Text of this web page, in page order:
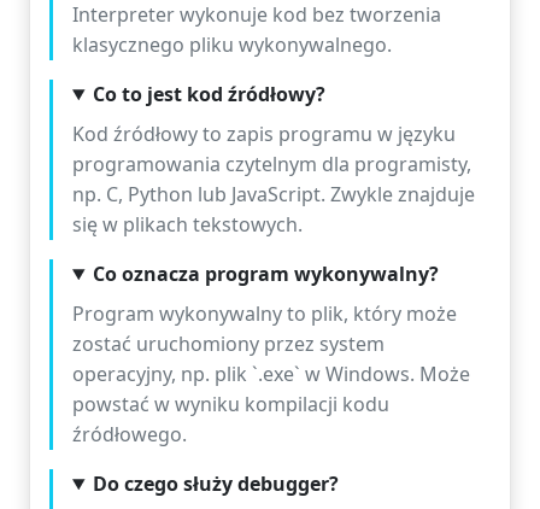
Interpreter wykonuje kod bez tworzenia
klasycznego pliku wykonywalnego.
Co to jest kod źródłowy?
Kod źródłowy to zapis programu w języku
programowania czytelnym dla programisty,
np. C, Python lub JavaScript. Zwykle znajduje
się w plikach tekstowych.
Co oznacza program wykonywalny?
Program wykonywalny to plik, który może
zostać uruchomiony przez system
operacyjny, np. plik `.exe` w Windows. Może
powstać w wyniku kompilacji kodu
źródłowego.
Do czego służy debugger?